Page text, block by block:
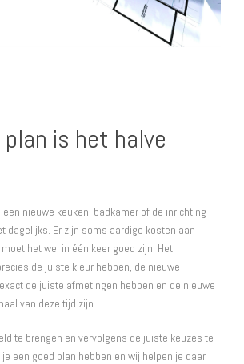
plan is het halve
nieuwe keuken, badkamer of de inrichting
dagelijks. Er zijn soms aardige kosten aan
het wel in één keer goed zijn. Het
de juiste kleur hebben, de nieuwe
de juiste afmetingen hebben en de nieuwe
van deze tijd zijn.
te brengen en vervolgens de juiste keuzes te
een goed plan hebben en wij helpen je daar